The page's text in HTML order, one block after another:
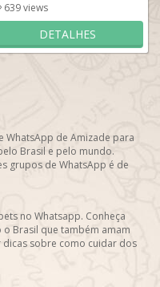
639 views
DETALHES
WhatsApp de Amizade para
Brasil e pelo mundo.
grupos de WhatsApp é de
no Whatsapp. Conheça
Brasil que também amam
dicas sobre como cuidar dos